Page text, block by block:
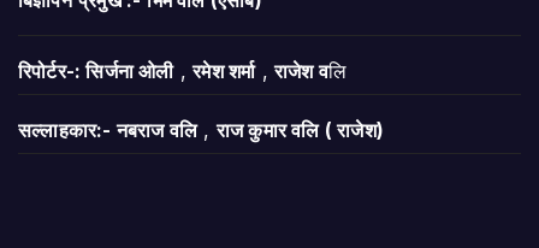
रिपोर्टर-: सिर्जना ओली,रमेश शर्मा,राजेश वलि
सल्लाहकार:- नबराज वलि,राज कुमार वलि ( राजेश)